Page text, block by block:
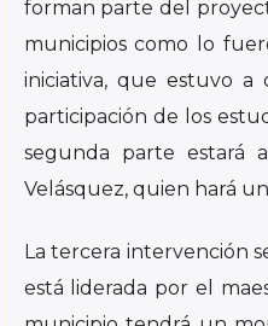
forman parte del
municipios como lo
iniciativa, que estuvo
participación de los
segunda parte
Velásquez, quien hará
La tercera intervención
está liderada por el